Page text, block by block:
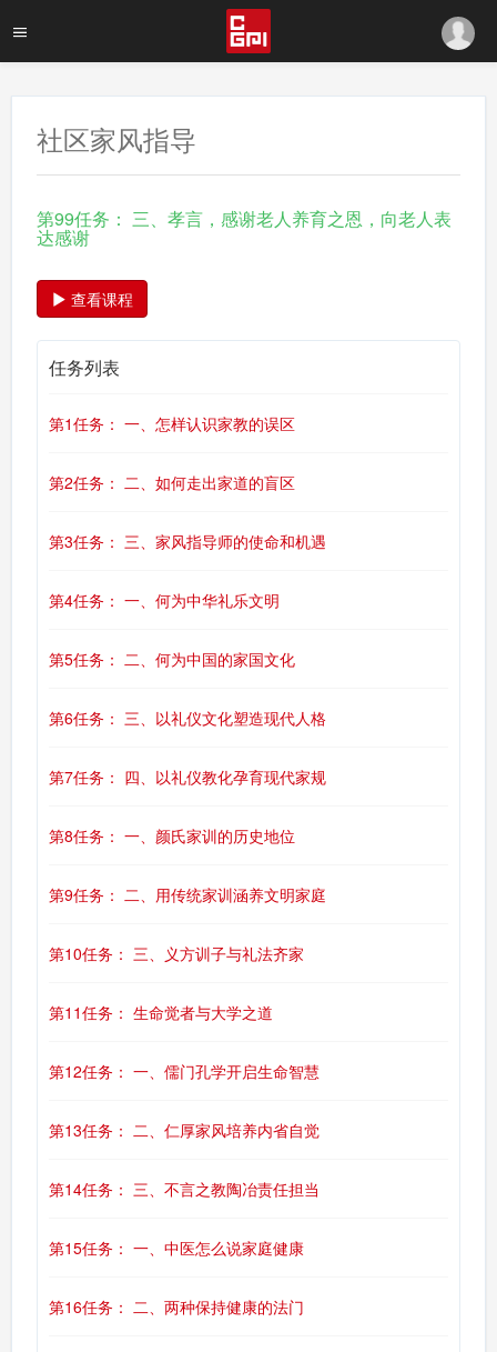
社区家风指导
第99任务： 三、孝言，感谢老人养育之恩，向老人表
达感谢
查看课程
任务列表
第1任务： 一、怎样认识家教的误区
第2任务： 二、如何走出家道的盲区
第3任务： 三、家风指导师的使命和机遇
第4任务： 一、何为中华礼乐文明
第5任务： 二、何为中国的家国文化
第6任务： 三、以礼仪文化塑造现代人格
第7任务： 四、以礼仪教化孕育现代家规
第8任务： 一、颜氏家训的历史地位
第9任务： 二、用传统家训涵养文明家庭
第10任务： 三、义方训子与礼法齐家
第11任务： 生命觉者与大学之道
第12任务： 一、儒门孔学开启生命智慧
第13任务： 二、仁厚家风培养内省自觉
第14任务： 三、不言之教陶冶责任担当
第15任务： 一、中医怎么说家庭健康
第16任务： 二、两种保持健康的法门